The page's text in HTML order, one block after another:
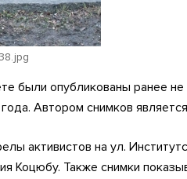
были опубликованы ранее
Автором снимков
активистов на ул.
Коцюбу. Также снимки